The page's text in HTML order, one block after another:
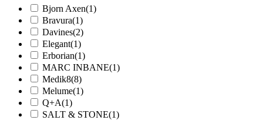
Bjorn Axen(1)
Bravura(1)
Davines(2)
Elegant(1)
Erborian(1)
MARC INBANE(1)
Medik8(8)
Melume(1)
Q+A(1)
SALT & STONE(1)